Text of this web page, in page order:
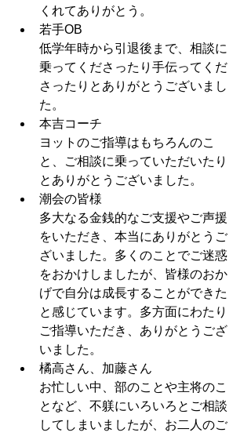
くれてありがとう。
若手OB
低学年時から引退後まで、相談に
乗ってくださったり手伝ってくだ
さったりとありがとうございまし
た。
本吉コーチ
ヨットのご指導はもちろんのこ
と、ご相談に乗っていただいたり
とありがとうございました。
潮会の皆様
多大なる金銭的なご支援やご声援
をいただき、本当にありがとうご
ざいました。多くのことでご迷惑
をおかけしましたが、皆様のおか
げで自分は成長することができた
と感じています。多方面にわたり
ご指導いただき、ありがとうござ
いました。
橘高さん、加藤さん
お忙しい中、部のことや主将のこ
となど、不躾にいろいろとご相談
してしまいましたが、お二人のご